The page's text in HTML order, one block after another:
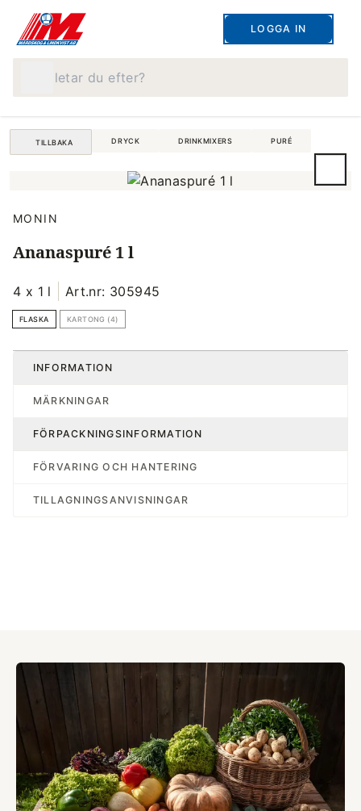
LOGGA IN
TILLBAKA DRYCK DRINKMIXERS PURÉ
MONIN
Ananaspuré 1 l
4 x 1 l Art.nr: 305945
FLASKA KARTONG (4)
INFORMATION
MÄRKNINGAR
FÖRPACKNINGSINFORMATION
FÖRVARING OCH HANTERING
TILLAGNINGSANVISNINGAR